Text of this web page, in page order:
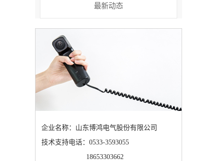
最新动态
企业名称：山东博鸿电气股份有限公司
技术支持电话：0533-3593055
18653303662